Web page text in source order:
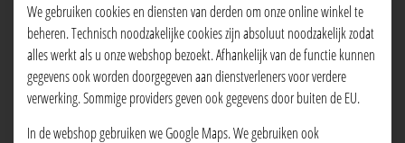
We gebruiken cookies en diensten van derden om onze online winkel te
beheren. Technisch noodzakelijke cookies zijn absoluut noodzakelijk zodat
alles werkt als u onze webshop bezoekt. Afhankelijk van de functie kunnen
gegevens ook worden doorgegeven aan dienstverleners voor verdere
verwerking. Sommige providers geven ook gegevens door buiten de EU.
In de webshop gebruiken we Google Maps. We gebruiken ook
PIZZA FUNGHI FRESCHI